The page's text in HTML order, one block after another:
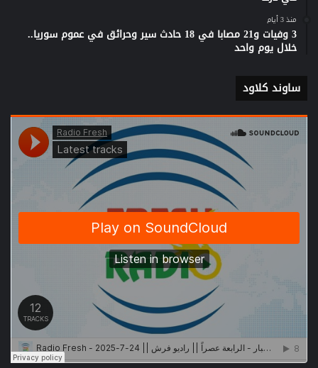
منذ 3 أيام
3 وفيات و21 مصابا في 18 حادث سير وحرائق في عموم سوريا..
خلال يوم واحد
ساوند كلاود